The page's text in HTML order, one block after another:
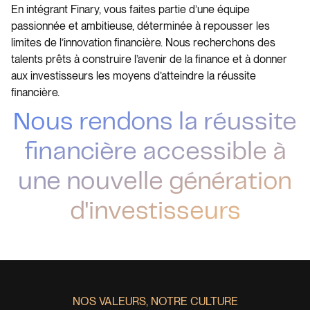
En intégrant Finary, vous faites partie d’une équipe
passionnée et ambitieuse, déterminée à repousser les
limites de l’innovation financière. Nous recherchons des
talents prêts à construire l’avenir de la finance et à donner
aux investisseurs les moyens d’atteindre la réussite
financière.
Nous rendons la réussite
financière accessible à
une nouvelle génération
d'investisseurs
NOS VALEURS, NOTRE CULTURE